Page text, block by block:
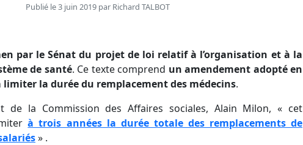
Publié le 3 juin 2019 par Richard TALBOT
par le Sénat du projet de loi relatif à l’organisation et à la
de santé. Ce texte comprend un amendement adopté en
limiter la durée du remplacement des médecins.
de la Commission des Affaires sociales, Alain Milon, « cet
à trois années la durée totale des remplacements de
» .